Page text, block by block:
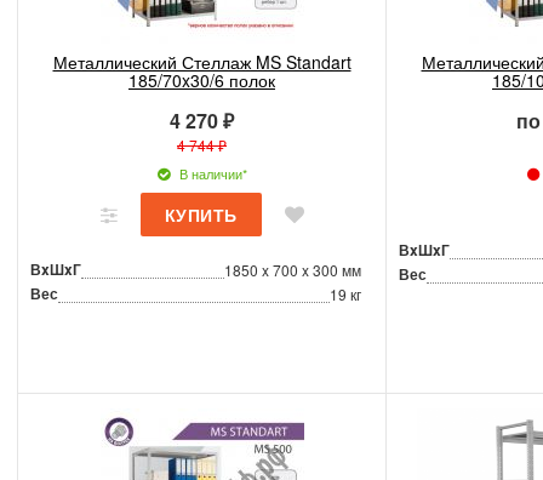
Металлический Стеллаж MS Standart
185/70x30/6 полок
4 270 ₽
4 744 ₽
В наличии*
ВxШxГ 1850 x 700 x 300 мм
Вес 19 кг
185/
ВxШxГ
Вес